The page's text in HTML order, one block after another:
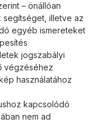
– önállóan
illetve az
egyéb ismereteket
jogszabályi
végzéséhez
használatához
kapcsolódó
nem ad